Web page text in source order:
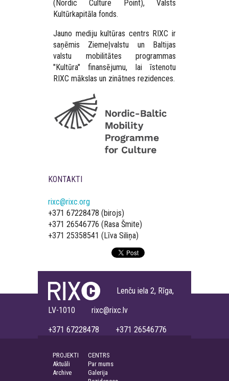
(Nordic Culture Point),Valsts
Kultūrkapitāla fonds.
Jauno mediju kultūras centrs RIXC ir
saņēmis Ziemeļvalstu un Baltijas
valstu mobilitātes programmas
"Kultūra" finansējumu, lai īstenotu
RIXC mākslas un zinātnes rezidences.
KONTAKTI
rixc@rixc.org
+371 67228478 (birojs)
+371 26546776 (Rasa Šmite)
+371 25358541 (Līva Siliņa)
Lenču iela 2, Rīga,
LV-1010 rixc@rixc.lv
+371 67228478 +371 26546776
PROJEKTI
Aktuāli
Archive
CENTRS
Par mums
Galerija